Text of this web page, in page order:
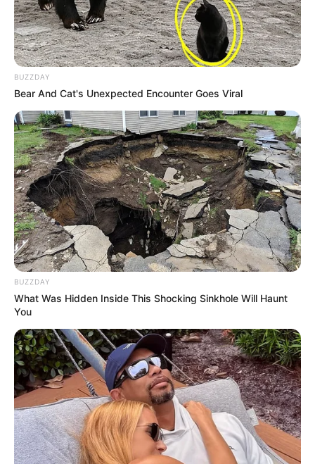
BUZZDAY
Bear And Cat's Unexpected Encounter Goes Viral
BUZZDAY
What Was Hidden Inside This Shocking Sinkhole Will Haunt
You